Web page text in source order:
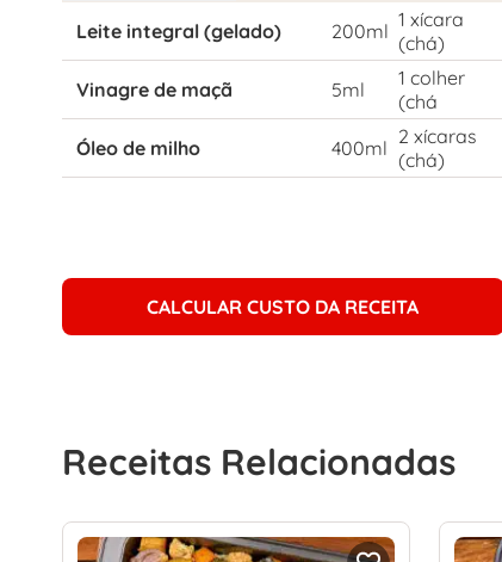
Leite integral (gelado) 200ml 1 xícara
(chá)
Vinagre de maçã
5ml
1 colher
(chá
Óleo de milho
400ml 2 xícaras
(chá)
CALCULAR CUSTO DA RECEITA
Receitas Relacionadas